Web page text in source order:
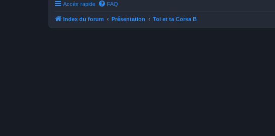
Accès rapide FAQ
Index du forum Présentation Toi et ta Corsa B